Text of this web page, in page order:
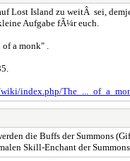
Lost Island zu weitÂ sei,
Aufgabe fÃ¼r euch.
a monk" .
index.php/
die Buffs der Summons
Skill-Enchant der